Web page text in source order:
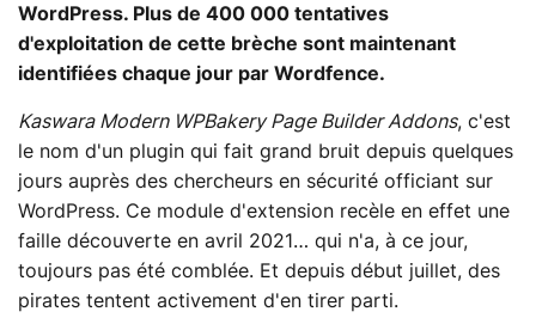
WordPress. Plus de 400 000 tentatives
d'exploitation de cette brèche sont maintenant
identifiées chaque jour par Wordfence.
Kaswara Modern WPBakery Page Builder Addons, c'est
le nom d'un plugin qui fait grand bruit depuis quelques
jours auprès des chercheurs en sécurité officiant sur
WordPress. Ce module d'extension recèle en effet une
faille découverte en avril 2021… qui n'a, à ce jour,
toujours pas été comblée. Et depuis début juillet, des
pirates tentent activement d'en tirer parti.